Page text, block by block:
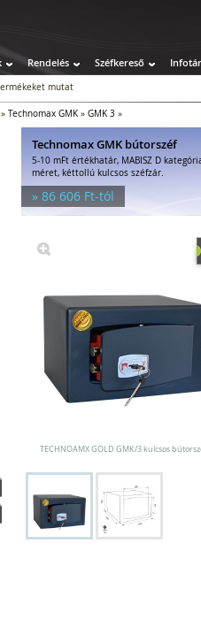
Rendelés Széfkereső Infotár
mutat
» Technomax GMK » GMK 3 »
Technomax GMK bútorszéf
5-10 mFt értékhatár, MABISZ D
méret, kéttollú kulcsos széfzár.
» 86 606 Ft-tól
TECHNOAMX GOLD GMK/3 kulcsos